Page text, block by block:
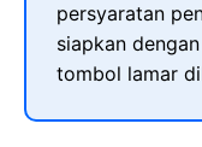
persyaratan
siapkan
tombol lamar